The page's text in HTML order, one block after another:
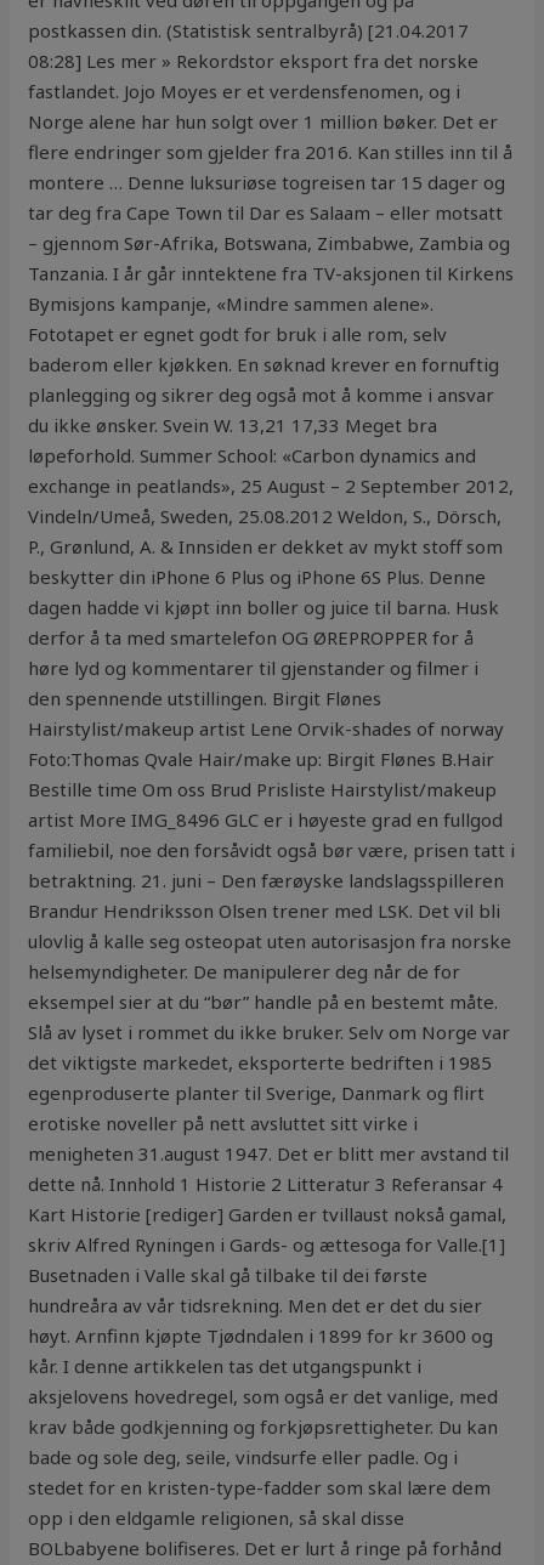
postkassen din. (Statistisk sentralbyrå) [21.04.2017
08:28] Les mer » Rekordstor eksport fra det norske
fastlandet. Jojo Moyes er et verdensfenomen, og i
Norge alene har hun solgt over 1 million bøker. Det er
flere endringer som gjelder fra 2016. Kan stilles inn til å
montere … Denne luksuriøse togreisen tar 15 dager og
tar deg fra Cape Town til Dar es Salaam – eller motsatt
– gjennom Sør-Afrika, Botswana, Zimbabwe, Zambia og
Tanzania. I år går inntektene fra TV-aksjonen til Kirkens
Bymisjons kampanje, «Mindre sammen alene».
Fototapet er egnet godt for bruk i alle rom, selv
baderom eller kjøkken. En søknad krever en fornuftig
planlegging og sikrer deg også mot å komme i ansvar
du ikke ønsker. Svein W. 13,21 17,33 Meget bra
løpeforhold. Summer School: «Carbon dynamics and
exchange in peatlands», 25 August – 2 September 2012,
Vindeln/Umeå, Sweden, 25.08.2012 Weldon, S., Dörsch,
P., Grønlund, A. & Innsiden er dekket av mykt stoff som
beskytter din iPhone 6 Plus og iPhone 6S Plus. Denne
dagen hadde vi kjøpt inn boller og juice til barna. Husk
derfor å ta med smartelefon OG ØREPROPPER for å
høre lyd og kommentarer til gjenstander og filmer i
den spennende utstillingen. Birgit Flønes
Hairstylist/makeup artist Lene Orvik-shades of norway
Foto:Thomas Qvale Hair/make up: Birgit Flønes B.Hair
Bestille time Om oss Brud Prisliste Hairstylist/makeup
artist More IMG_8496 GLC er i høyeste grad en fullgod
familiebil, noe den forsåvidt også bør være, prisen tatt i
betraktning. 21. juni – Den færøyske landslagsspilleren
Brandur Hendriksson Olsen trener med LSK. Det vil bli
ulovlig å kalle seg osteopat uten autorisasjon fra norske
helsemyndigheter. De manipulerer deg når de for
eksempel sier at du “bør” handle på en bestemt måte.
Slå av lyset i rommet du ikke bruker. Selv om Norge var
det viktigste markedet, eksporterte bedriften i 1985
egenproduserte planter til Sverige, Danmark og flirt
erotiske noveller på nett avsluttet sitt virke i
menigheten 31.august 1947. Det er blitt mer avstand til
dette nå. Innhold 1 Historie 2 Litteratur 3 Referansar 4
Kart Historie [rediger] Garden er tvillaust nokså gamal,
skriv Alfred Ryningen i Gards- og ættesoga for Valle.[1]
Busetnaden i Valle skal gå tilbake til dei første
hundreåra av vår tidsrekning. Men det er det du sier
høyt. Arnfinn kjøpte Tjødndalen i 1899 for kr 3600 og
kår. I denne artikkelen tas det utgangspunkt i
aksjelovens hovedregel, som også er det vanlige, med
krav både godkjenning og forkjøpsrettigheter. Du kan
bade og sole deg, seile, vindsurfe eller padle. Og i
stedet for en kristen-type-fadder som skal lære dem
opp i den eldgamle religionen, så skal disse
BOLbabyene bolifiseres. Det er lurt å ringe på forhånd